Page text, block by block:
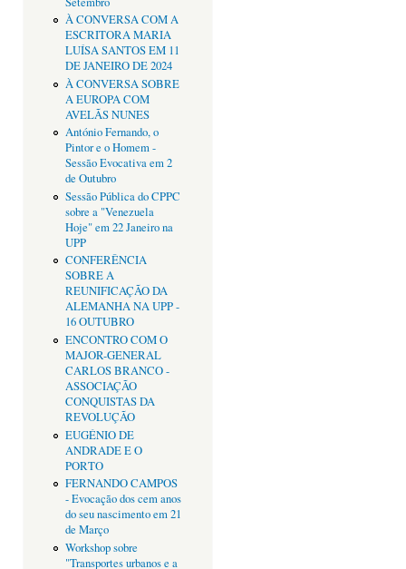
À CONVERSA COM A
ESCRITORA MARIA
LUÍSA SANTOS EM 11
DE JANEIRO DE 2024
À CONVERSA SOBRE
A EUROPA COM
AVELÃS NUNES
António Fernando, o
Pintor e o Homem -
Sessão Evocativa em 2
de Outubro
Sessão Pública do CPPC
sobre a "Venezuela
Hoje" em 22 Janeiro na
UPP
CONFERÊNCIA
SOBRE A
REUNIFICAÇÃO DA
ALEMANHA NA UPP -
16 OUTUBRO
ENCONTRO COM O
MAJOR-GENERAL
CARLOS BRANCO -
ASSOCIAÇÃO
CONQUISTAS DA
REVOLUÇÃO
EUGÉNIO DE
ANDRADE E O
PORTO
FERNANDO CAMPOS
- Evocação dos cem anos
do seu nascimento em 21
de Março
Workshop sobre
"Transportes urbanos e a